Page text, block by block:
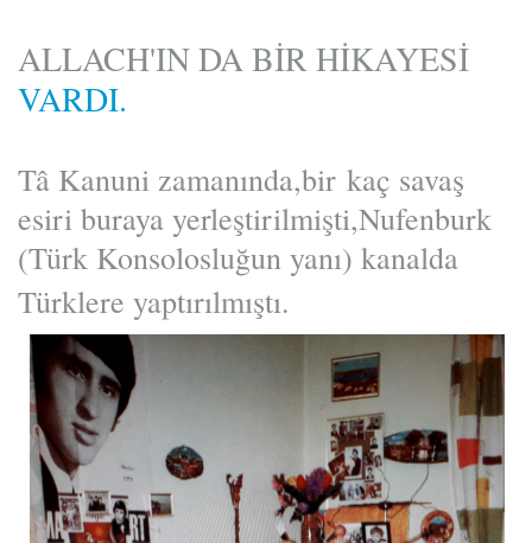
ALLACH'IN DA BİR HİKAYESİ
VARDI.
Tâ Kanuni zamanında,bir kaç savaş
esiri buraya yerleştirilmişti,Nufenburk
(Türk Konsolosluğun yanı) kanalda
Türklere yaptırılmıştı.